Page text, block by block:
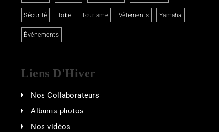
Sécurité Tobe Tourisme Vêtements Yamaha
Événements
Liens D'Hiver
Nos Collaborateurs
Albums photos
Nos vidéos